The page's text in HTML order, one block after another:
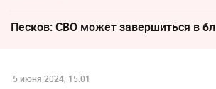
Песков: СВО может завершиться в
5 июня 2024, 15:01